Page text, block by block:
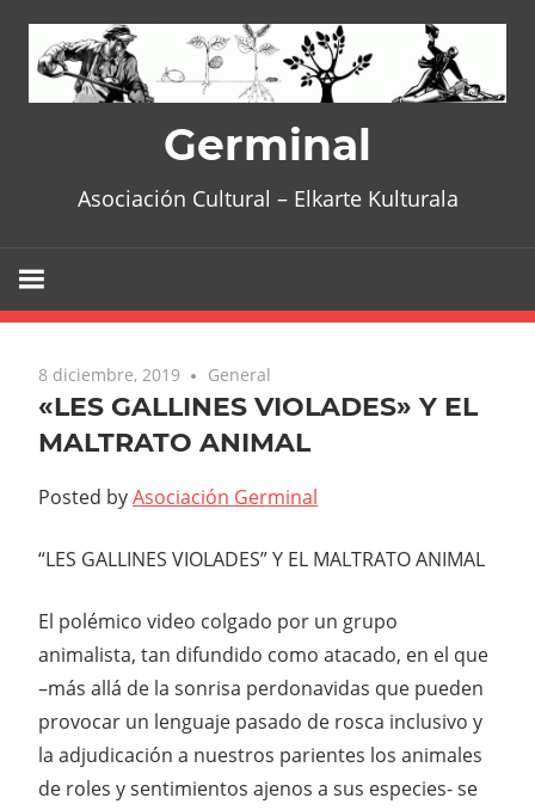
content
Germinal
Asociación Cultural – Elkarte Kulturala
8 diciembre, 2019 General
«LES GALLINES VIOLADES» Y EL
MALTRATO ANIMAL
Posted byAsociación Germinal
“LES GALLINES VIOLADES” Y EL MALTRATO ANIMAL
El polémico video colgado por un grupo
animalista, tan difundido como atacado, en el que
–más allá de la sonrisa perdonavidas que pueden
provocar un lenguaje pasado de rosca inclusivo y
la adjudicación a nuestros parientes los animales
de roles y sentimientos ajenos a sus especies- se